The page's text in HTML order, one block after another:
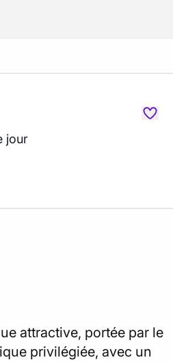
jour
attractive, portée par le
privilégiée, avec un